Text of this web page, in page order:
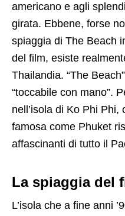
americano e agli
girata. Ebbene, forse
spiaggia di The Beach
del film, esiste
Thailandia. “The
“toccabile con mano”.
nell’isola di Ko Phi
famosa come Phuket
affascinanti di tutto il
La spiaggia del
L’isola che a fine anni